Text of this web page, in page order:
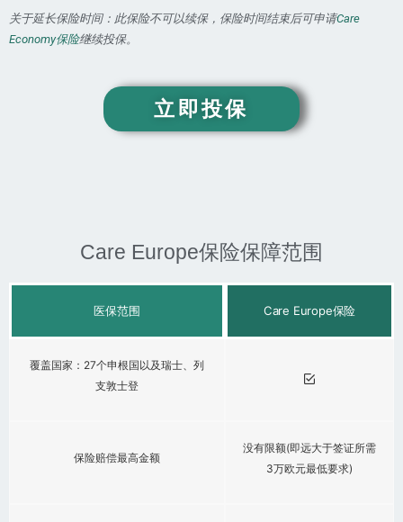
关于延长保险时间：此保险不可以续保，保险时间结束后可申请Care
Economy保险继续投保。
立即投保
Care Europe保险保障范围
医保范围 Care Europe保险
覆盖国家：27个申根国以及瑞士、列
支敦士登
保险赔偿最高金额
没有限额(即远大于签证所需
3万欧元最低要求)